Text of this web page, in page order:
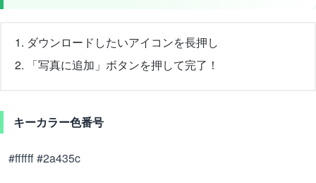
ダウンロードしたいアイコンを長押し
「写真に追加」ボタンを押して完了！
キーカラー色番号
#ffffff #2a435c